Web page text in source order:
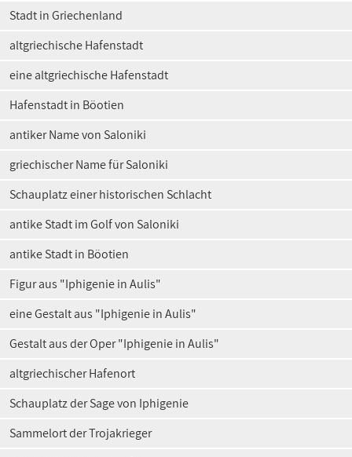
Stadt in Griechenland
altgriechische Hafenstadt
eine altgriechische Hafenstadt
Hafenstadt in Böotien
antiker Name von Saloniki
griechischer Name für Saloniki
Schauplatz einer historischen Schlacht
antike Stadt im Golf von Saloniki
antike Stadt in Böotien
Figur aus "Iphigenie in Aulis"
eine Gestalt aus "Iphigenie in Aulis"
Gestalt aus der Oper "Iphigenie in Aulis"
altgriechischer Hafenort
Schauplatz der Sage von Iphigenie
Sammelort der Trojakrieger